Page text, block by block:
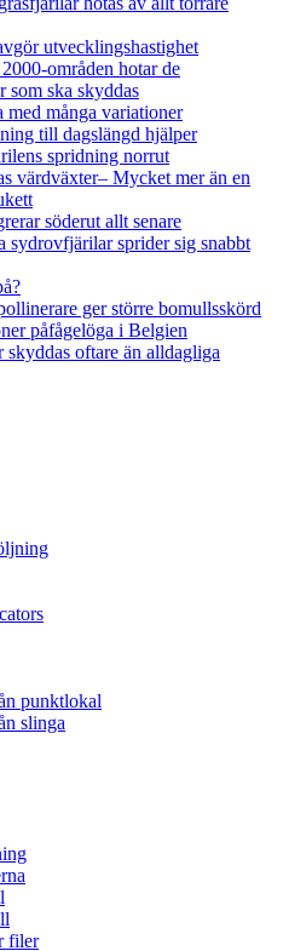
utvecklingshastighet
områden hotar de
som ska skyddas
med många variationer
till dagslängd hjälper
spridning norrut
värdväxter– Mycket mer än en
söderut allt senare
sydrovfjärilar sprider sig snabbt
ger större bomullsskörd
påfågelöga i Belgien
skyddas oftare än alldagliga
punktlokal
slinga
filer